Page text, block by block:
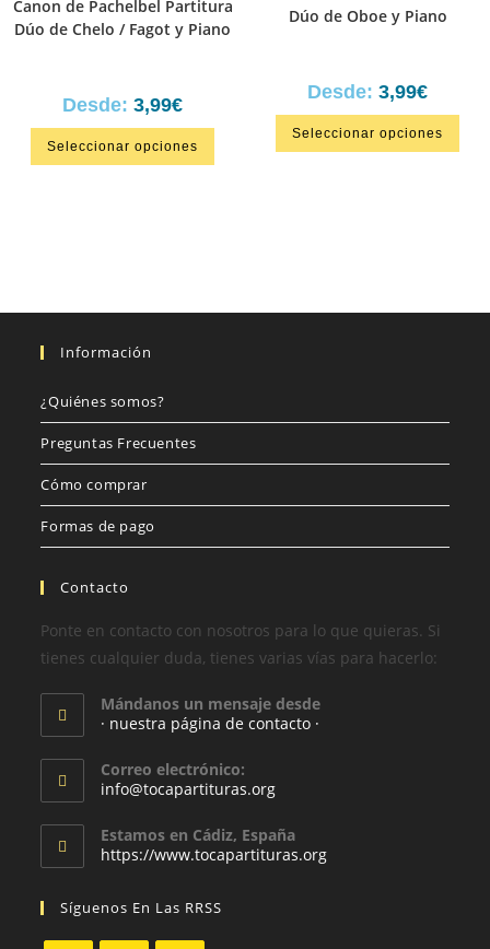
Canon de Pachelbel Partitura
Dúo de Chelo / Fagot y Piano
Desde: 3,99€
Seleccionar opciones
Dúo de Oboe y Piano
Desde: 3,99€
Seleccionar opciones
Información
¿Quiénes somos?
Preguntas Frecuentes
Cómo comprar
Formas de pago
Contacto
Ponte en contacto con nosotros para lo que quieras. Si
tienes cualquier duda, tienes varias vías para hacerlo:
Mándanos un mensaje desde
· nuestra página de contacto ·
Correo electrónico:
info@tocapartituras.org
Estamos en Cádiz, España
https://www.tocapartituras.org
Síguenos En Las RRSS